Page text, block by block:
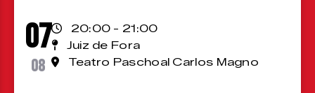
07
08
20:00 - 21:00
Juiz de Fora
Teatro Paschoal Carlos Magno